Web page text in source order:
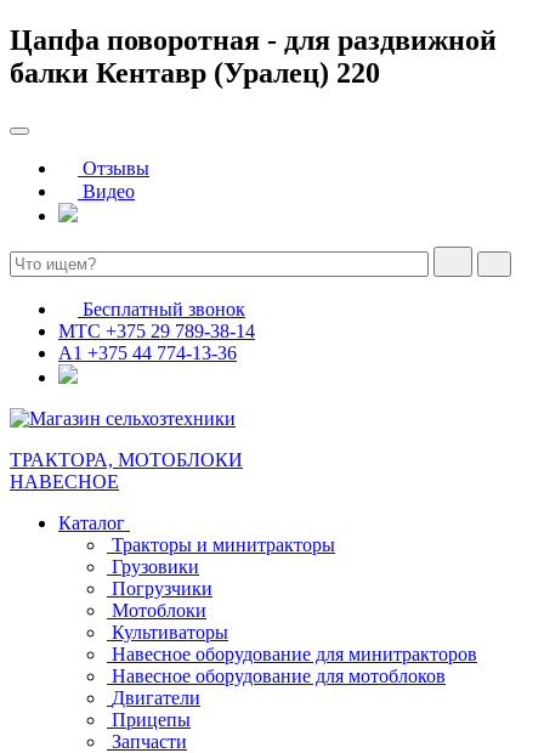
Цапфа поворотная - для раздвижной
балки Кентавр (Уралец) 220
Отзывы
Видео
Бесплатный звонок
МТС +375 29 789-38-14
А1 +375 44 774-13-36
ТРАКТОРА, МОТОБЛОКИ
НАВЕСНОЕ
Каталог
Тракторы и минитракторы
Грузовики
Погрузчики
Мотоблоки
Культиваторы
Навесное оборудование для минитракторов
Навесное оборудование для мотоблоков
Двигатели
Прицепы
Запчасти